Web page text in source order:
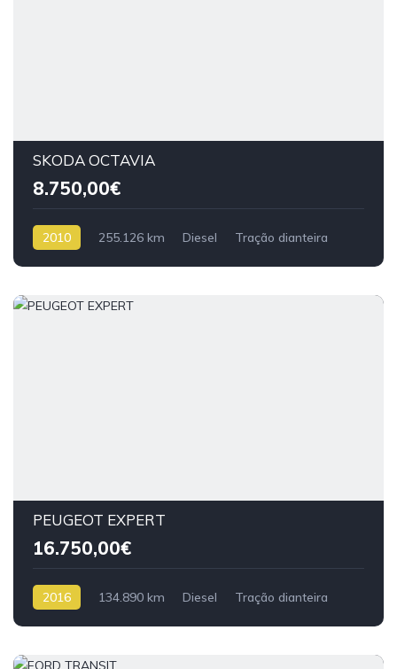
SKODA OCTAVIA
8.750,00€
2010 255.126 km Diesel Tração dianteira
PEUGEOT EXPERT
16.750,00€
2016 134.890 km Diesel Tração dianteira